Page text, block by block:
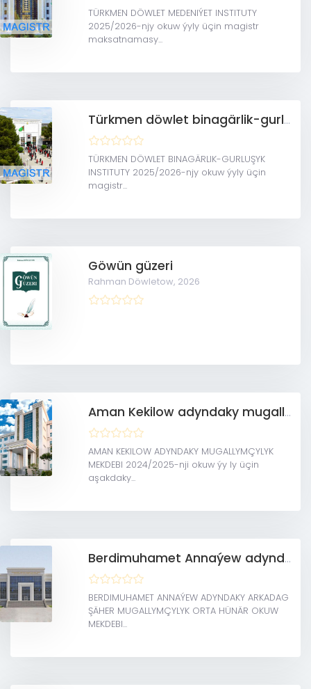
TÜRKMEN DÖWLET MEDENIÝET INSTITUTY
2025/2026-njy okuw ýyly üçin magistr
maksatnamasy...
Türkmen döwlet binagärlik-gurluşyk instituty(MAGISTRATURA)
TÜRKMEN DÖWLET BINAGÄRLIK-GURLUŞYK
INSTITUTY 2025/2026-njy okuw ýyly üçin
magistr...
Göwün güzeri
Rahman Döwletow, 2026
Aman Kekilow adyndaky mugallymçylyk mekdebi
AMAN KEKILOW ADYNDAKY MUGALLYMÇYLYK
MEKDEBI 2024/2025-nji okuw ýy ly üçin
aşakdaky...
Berdimuhamet Annaýew adyndaky Arkadag şäher mugallymçylyk orta hünär okuw mekdebi
BERDIMUHAMET ANNAÝEW ADYNDAKY ARKADAG
ŞÄHER MUGALLYMÇYLYK ORTA HÜNÄR OKUW
MEKDEBI...